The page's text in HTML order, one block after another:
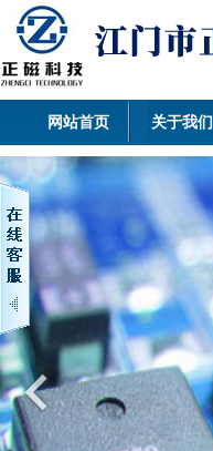
网站首页 关于我们